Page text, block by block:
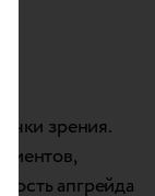
зрения.
апгрейда